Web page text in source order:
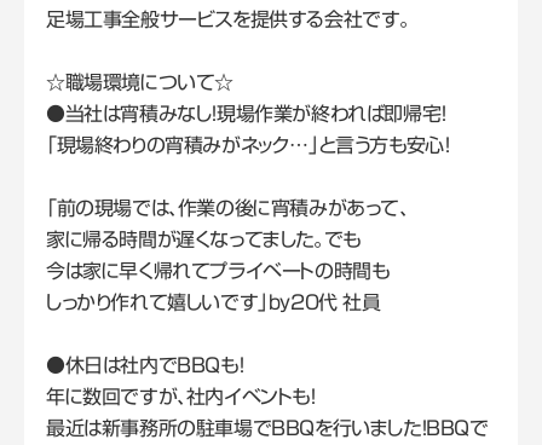
足場工事全般サービスを提供する会社です。
☆職場環境について☆
●当社は宵積みなし！現場作業が終われば即帰宅！
「現場終わりの宵積みがネック…」と言う方も安心！
「前の現場では、作業の後に宵積みがあって、
家に帰る時間が遅くなってました。でも
今は家に早く帰れてプライベートの時間も
しっかり作れて嬉しいです」by20代 社員
●休日は社内でBBQも！
年に数回ですが、社内イベントも！
最近は新事務所の駐車場でBBQを行いました！BBQで